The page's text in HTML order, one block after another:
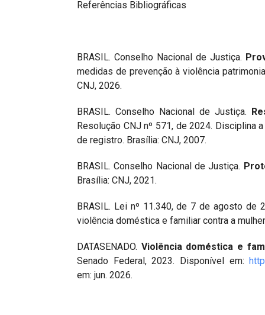
Referências Bibliográficas
BRASIL. Conselho Nacional de Justiça.
medidas de prevenção à violência
CNJ, 2026.
BRASIL. Conselho Nacional de Justiça.
Resolução CNJ nº 571, de 2024. Disciplina
de registro. Brasília: CNJ, 2007.
BRASIL. Conselho Nacional de Justiça.
Brasília: CNJ, 2021.
BRASIL. Lei nº 11.340, de 7 de agosto de
violência doméstica e familiar contra a
DATASENADO. Violência doméstica e
Senado Federal, 2023. Disponível em:
em: jun. 2026.